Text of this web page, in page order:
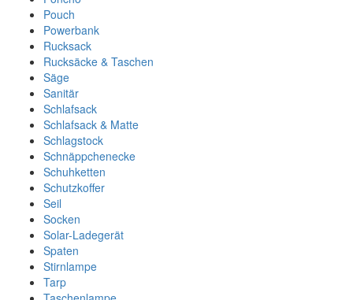
Pouch
Powerbank
Rucksack
Rucksäcke & Taschen
Säge
Sanitär
Schlafsack
Schlafsack & Matte
Schlagstock
Schnäppchenecke
Schuhketten
Schutzkoffer
Seil
Socken
Solar-Ladegerät
Spaten
Stirnlampe
Tarp